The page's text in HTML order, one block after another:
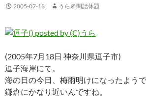
キ
プ
2005-07-18 うら＠閑話休題
(2005年7月18日 神奈川県逗子市)
逗子海岸にて。
海の日の今日、梅雨明けになったようで
鎌倉にかなり近いんですね。